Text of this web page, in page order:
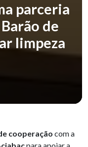
parceria
de
limpeza
cooperação com a